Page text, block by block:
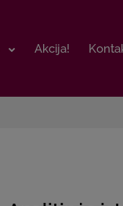
Akcija!
Akcija!